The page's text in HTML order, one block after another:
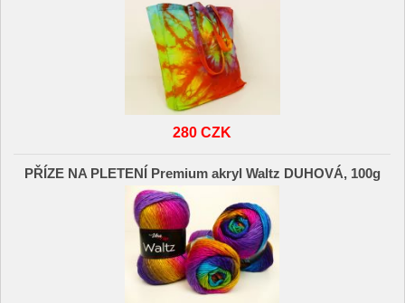
280 CZK
PŘÍZE NA PLETENÍ Premium akryl Waltz DUHOVÁ, 100g